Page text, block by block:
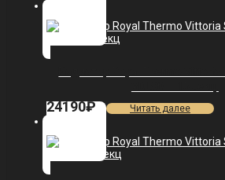
24190₽ Читать далее